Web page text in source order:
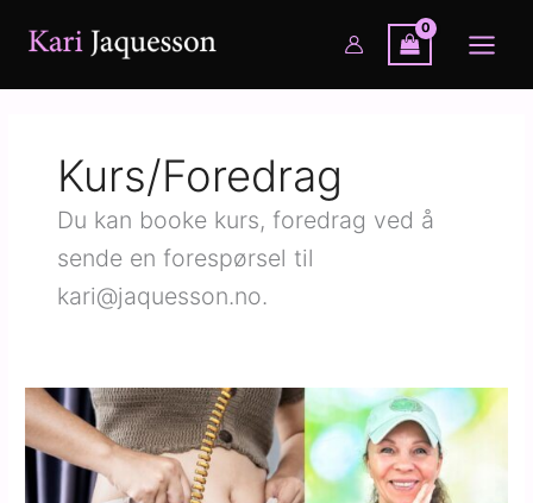
innholdet
Kurs/Foredrag
Du kan booke kurs, foredrag ved å
sende en forespørsel til
kari@jaquesson.no.